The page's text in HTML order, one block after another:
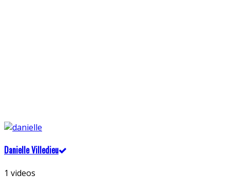
Danielle Villedieu
1 videos